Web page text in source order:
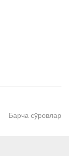
Барча сўровлар